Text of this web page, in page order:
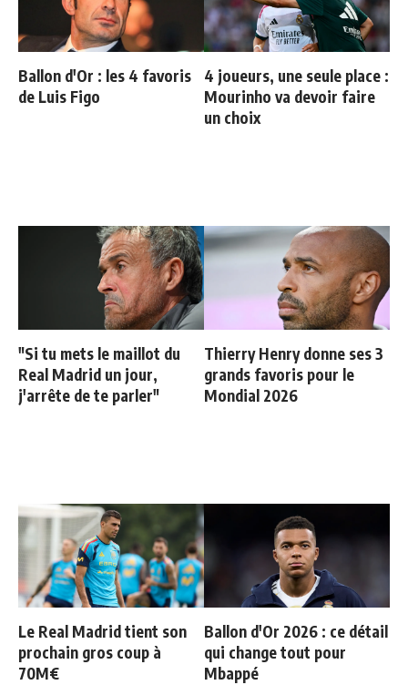
Ballon d'Or : les 4 favoris
de Luis Figo
4 joueurs, une seule place :
Mourinho va devoir faire
un choix
"Si tu mets le maillot du
Real Madrid un jour,
j'arrête de te parler"
Thierry Henry donne ses 3
grands favoris pour le
Mondial 2026
Le Real Madrid tient son
prochain gros coup à
70M€
Ballon d'Or 2026 : ce détail
qui change tout pour
Mbappé